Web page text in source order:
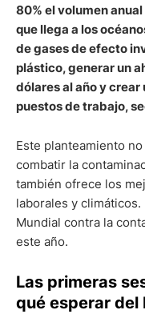
80% el volumen
que llega a los
de gases de efecto
plástico, generar un
dólares al año y
puestos de trabajo,
Este planteamiento
combatir la
también ofrece los
laborales y
Mundial contra la
este año.
Las primeras
qué esperar del